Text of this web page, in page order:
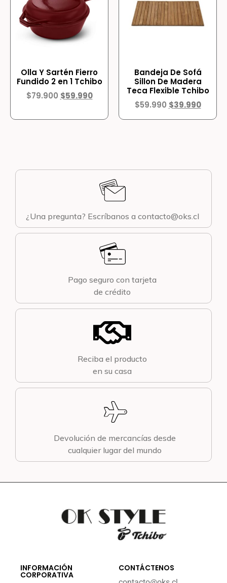
Olla Y Sartén Fierro
Fundido 2 en 1 Tchibo
$79.900 $59.990
Bandeja De Sofá
Sillon De Madera
Teca Flexible Tchibo
$59.990 $39.990
¿Una pregunta? Escríbanos a contacto@oks.cl
Pago seguro con tarjeta
de crédito
Reciba el producto
en su casa
Devolución de mercancías desde
cualquier lugar del mundo
INFORMACIÓN
CORPORATIVA
CONTÁCTENOS